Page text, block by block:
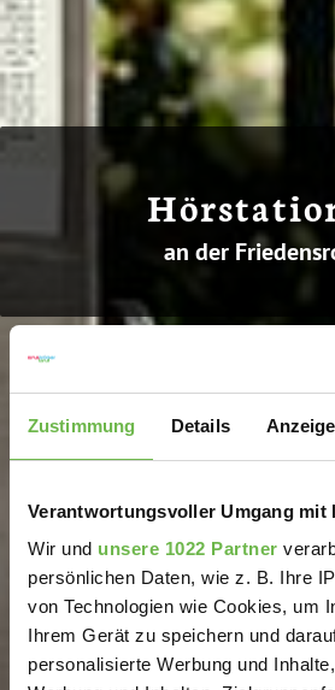
Zustimmung Details
Verantwortungsvoller Umgang mit
Wir und unsere 1022 Partner
persönlichen Daten, wie z. B. Ihre
von Technologien wie Cookies, um
Ihrem Gerät zu speichern und
personalisierte Werbung und
an der